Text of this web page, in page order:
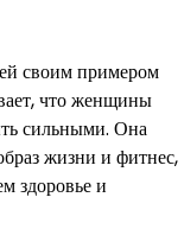
своим примером
что женщины
сильными. Она
жизни и фитнес,
здоровье и